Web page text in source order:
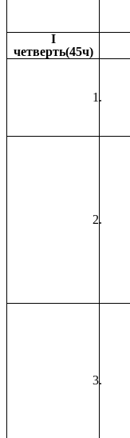
I
четверть(45ч)